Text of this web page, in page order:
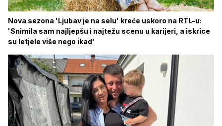
Nova sezona 'Ljubav je na selu' kreće uskoro na RTL-u:
'Snimila sam najljepšu i najtežu scenu u karijeri, a iskrice
su letjele više nego ikad'